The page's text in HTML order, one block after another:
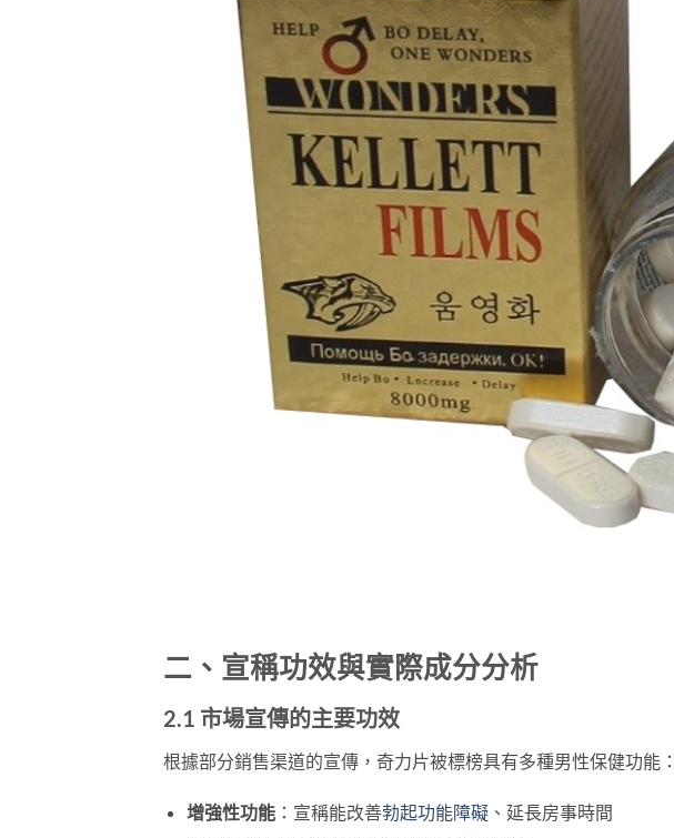
二、宣稱功效與實際成分分析
2.1 市場宣傳的主要功效
根據部分銷售渠道的宣傳，奇力片被標榜具有多種男性保健功能：
增強性功能：宣稱能改善勃起功能障礙、延長房事時間